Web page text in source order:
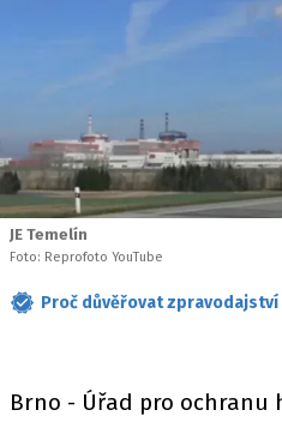
JE Temelín
Foto: Reprofoto YouTube
Proč důvěřovat zpravodajství
Brno - Úřad pro ochranu